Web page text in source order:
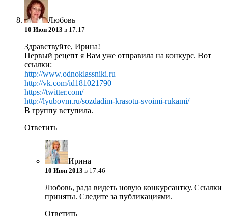
Любовь
10 Июн 2013 в 17:17
Здравствуйте, Ирина!
Первый рецепт я Вам уже отправила на конкурс. Вот
ссылки:
http://www.odnoklassniki.ru
http://vk.com/id181021790
https://twitter.com/
http://lyubovm.ru/sozdadim-krasotu-svoimi-rukami/
В группу вступила.
Ответить
Ирина
10 Июн 2013 в 17:46
Любовь, рада видеть новую конкурсантку. Ссылки
приняты. Следите за публикациями.
Ответить